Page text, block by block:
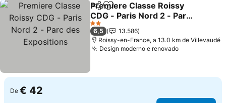
PartilharAdicionar aos favoritos
Premiere Classe Roissy
CDG - Paris Nord 2 - Parc
des Expositions
2 Estrelas
6,5
13.586
Roissy-en-France, a 13.0 km de Villevaudé
Design moderno e renovado
De € 42